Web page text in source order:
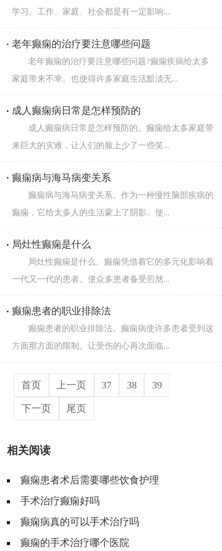
学习、工作、家庭、社会都是有一定影响...
老年癫痫的治疗要注意哪些问题
老年癫痫的治疗要注意哪些问题?癫痫疾病给太多
家庭带来不幸。也使得许多家庭生活黯淡无...
成人癫痫病日常是怎样预防的
成人癫痫病日常是怎样预防的。癫痫给太多家庭带
来巨大的灾难，让人们的脸上少了一些笑...
癫痫病与海马病变关系
癫痫病与海马病变关系。作为一种慢性脑部疾病的
癫痫，它给太多人的生活蒙上了阴影。使...
局灶性癫痫是什么
局灶性癫痫是什么。癫痫凭借着它的多元化影响着
一代又一代的患者。使众多患者备受煎熬...
癫痫患者的职业排除法
癫痫患者的职业排除法。癫痫病使许多患者受到这
方面那方面的限制。让受伤的心再次面临...
首页 上一页 37 38 39
下一页 尾页
相关阅读
癫痫患者术后需要哪些饮食护理
手术治疗癫痫好吗
癫痫病真的可以手术治疗吗
癫痫的手术治疗哪个医院